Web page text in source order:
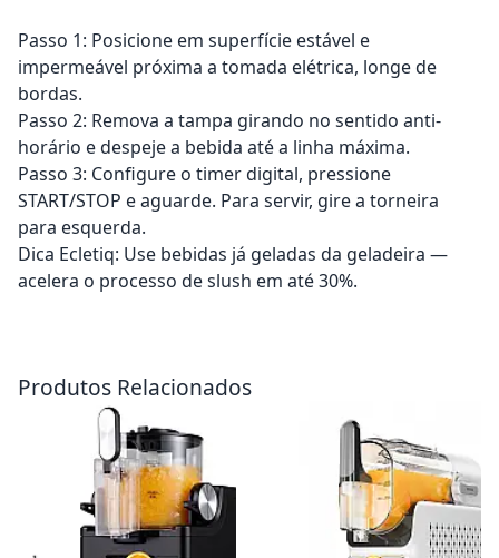
Passo 1: Posicione em superfície estável e
impermeável próxima a tomada elétrica, longe de
bordas.
Passo 2: Remova a tampa girando no sentido anti-
horário e despeje a bebida até a linha máxima.
Passo 3: Configure o timer digital, pressione
START/STOP e aguarde. Para servir, gire a torneira
para esquerda.
Dica Ecletiq: Use bebidas já geladas da geladeira —
acelera o processo de slush em até 30%.
Produtos Relacionados
Adicionar ao carrinho